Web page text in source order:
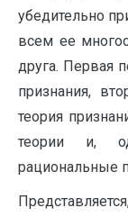
убедительно
всем ее
друга. Первая
признания,
теория
теории и,
рациональные